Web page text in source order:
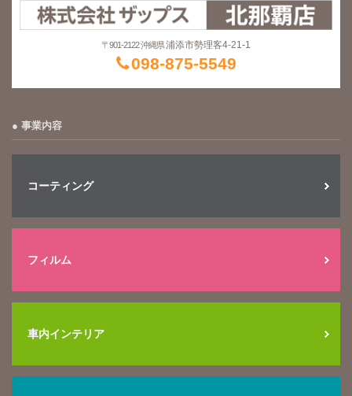
〒901-2122 沖縄県浦添市勢理客4-21-1
098-875-5549
事業内容
コーティング
フィルム
車内インテリア